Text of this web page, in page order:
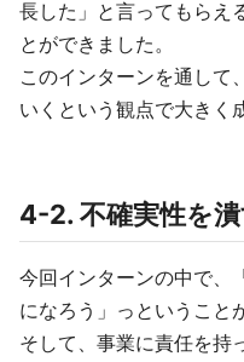
長した」と言ってもらえ
とができました。
このインターンを通して
いくという観点で大きく
4-2. 不確実性を
今回インターンの中で、
になろう」っということ
そして、事業に責任を持